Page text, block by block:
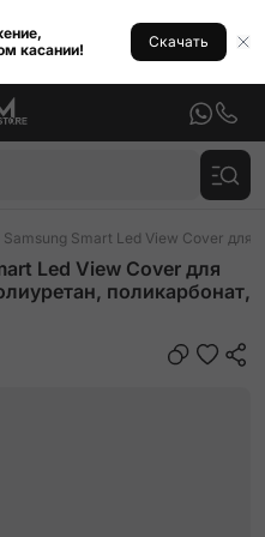
касании!
Скачать
Smart Led View Cover для
Led View Cover для
поликарбонат,